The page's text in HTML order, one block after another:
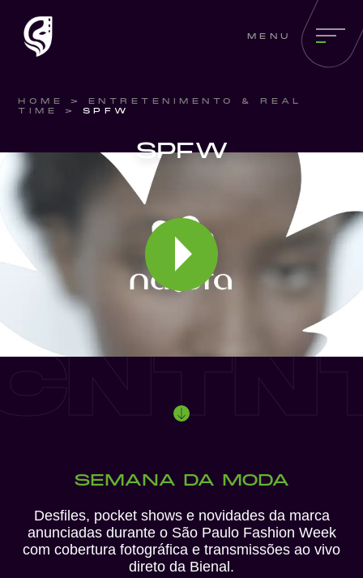
MENU
HOME >
ENTRETENIMENTO & REAL
TIME
> SPFW
SPFW
SEMANA DA MODA
Desfiles, pocket shows e novidades da marca
anunciadas durante o São Paulo Fashion Week
com cobertura fotográfica e transmissões ao vivo
direto da Bienal.